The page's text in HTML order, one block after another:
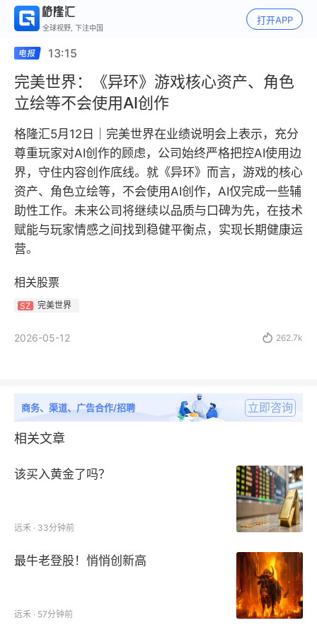
全球视野, 下注中国
打开APP
13:15
完美世界：《异环》游戏核心资产、角色
立绘等不会使用AI创作
格隆汇5月12日｜完美世界在业绩说明会上表示，充分
尊重玩家对AI创作的顾虑，公司始终严格把控AI使用边
界，守住内容创作底线。就《异环》而言，游戏的核心
资产、角色立绘等，不会使用AI创作，AI仅完成一些辅
助性工作。未来公司将继续以品质与口碑为先，在技术
赋能与玩家情感之间找到稳健平衡点，实现长期健康运
营。
相关股票
SZ 完美世界
2026-05-12  262.7k
商务、渠道、广告合作/招聘 立即咨询
相关文章
该买入黄金了吗？
远禾 · 33分钟前
最牛老登股！悄悄创新高
远禾 · 57分钟前